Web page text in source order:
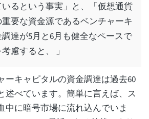
るという事実」と、「仮想通貨
要な資金源であるベンチャーキ
達が5月と6月も健全なペースで
慮すると、 」
ーキャピタルの資金調達は過去60
述べています。簡単に言えば、ス
中に暗号市場に流れ込んでいま